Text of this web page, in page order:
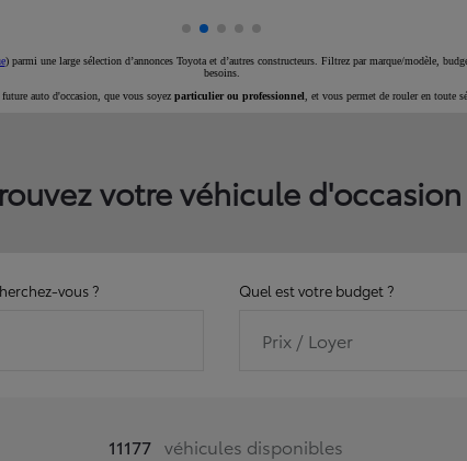
) parmi une large sélection d’annonces Toyota et d’autres constructeurs. Filtrez par marque/modèle,
besoins.
auto d'occasion, que vous soyez particulier ou professionnel , et vous permet de rouler en toute
votre véhicule d'occasion
vous ? Quel est votre budget ?
Prix / Loyer
11177 véhicules disponibles